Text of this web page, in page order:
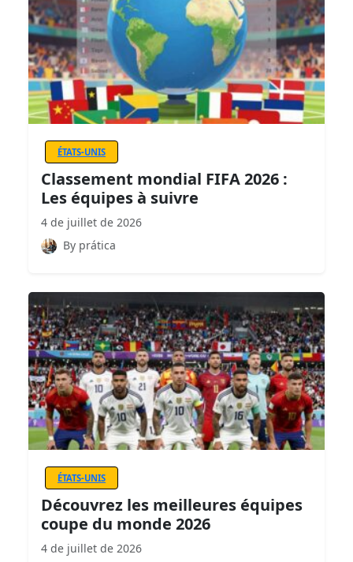
ÉTATS-UNIS
Classement mondial FIFA 2026 :
Les équipes à suivre
4 de juillet de 2026
By prática
ÉTATS-UNIS
Découvrez les meilleures équipes
coupe du monde 2026
4 de juillet de 2026